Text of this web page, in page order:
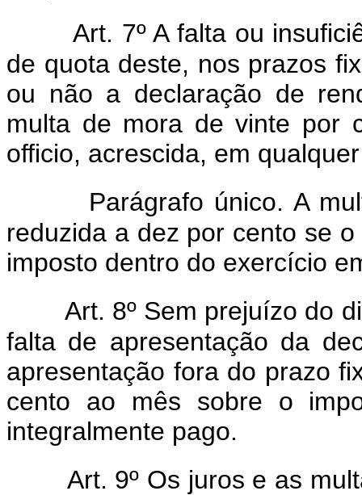
Art. 7º A falta ou
de quota deste, nos prazos
ou não a declaração de
multa de mora de vinte por
officio, acrescida, em
Parágrafo único. A
reduzida a dez por cento se
imposto dentro do exercício
Art. 8º Sem prejuízo do
falta de apresentação da
apresentação fora do prazo
cento ao mês sobre o
integralmente pago.
Art. 9º Os juros e as